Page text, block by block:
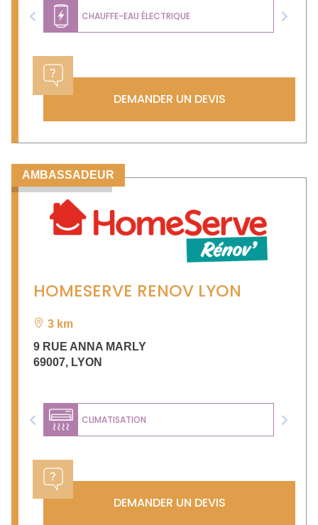
CHAUFFE-EAU ÉLECTRIQUE
Previous Next
DEMANDER UN DEVIS
AMBASSADEUR
HOMESERVE RENOV LYON
3 km
9 RUE ANNA MARLY
69007, LYON
CLIMATISATION
Previous Next
DEMANDER UN DEVIS